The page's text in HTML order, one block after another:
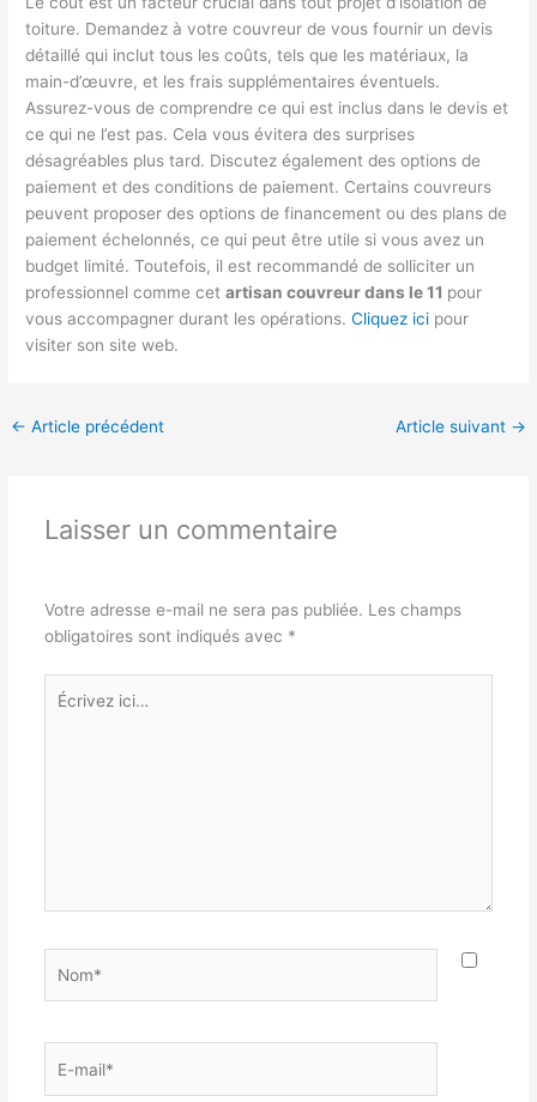
toiture. Demandez à votre couvreur de vous fournir un devis
détaillé qui inclut tous les coûts, tels que les matériaux, la
main-d’œuvre, et les frais supplémentaires éventuels.
Assurez-vous de comprendre ce qui est inclus dans le devis et
ce qui ne l’est pas. Cela vous évitera des surprises
désagréables plus tard. Discutez également des options de
paiement et des conditions de paiement. Certains couvreurs
peuvent proposer des options de financement ou des plans de
paiement échelonnés, ce qui peut être utile si vous avez un
budget limité. Toutefois, il est recommandé de solliciter un
professionnel comme cetartisan couvreur dans le 11 pour
vous accompagner durant les opérations.Cliquez ici pour
visiter son site web.
← Article précédent Article suivant →
Laisser un commentaire
Votre adresse e-mail ne sera pas publiée. Les champs
obligatoires sont indiqués avec *
Écrivez
ici…
mail*